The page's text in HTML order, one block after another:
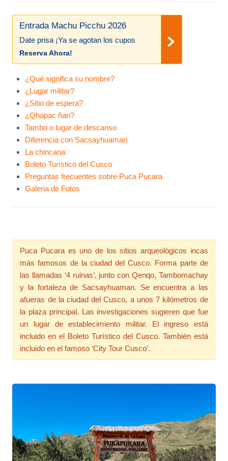
Entrada Machu Picchu 2026
Date prisa ¡Ya se agotan los cupos
Reserva Ahora!
¿Qué significa su nombre?
¿Lugar militar?
¿Sitio de espera?
¿Qhapac ñan?
Tambo o lugar de descanso
Diferencia con Sacsayhuaman
La chincana
Boleto Turístico del Cusco
Preguntas frecuentes sobre Puca Pucara
Galeria de Fotos
Puca Pucara es uno de los sitios arqueológicos incas
más famosos de la ciudad del Cusco. Forma parte de
las llamadas ‘4 ruinas’, junto con Qenqo, Tambomachay
y la fortaleza de Sacsayhuaman. Se encuentra a las
afueras de la ciudad del Cusco, a unos 7 kilómetros de
la plaza principal. Las investigaciones sugieren que fue
un lugar de establecimiento militar. El ingreso está
incluido en el Boleto Turístico del Cusco. También está
incluido en el famoso ‘City Tour Cusco’.